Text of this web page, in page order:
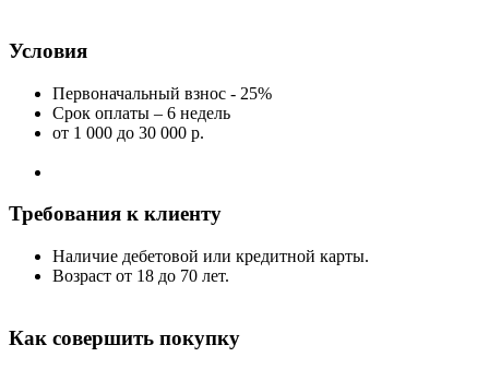
Условия
Первоначальный взнос - 25%
Срок оплаты – 6 недель
от 1 000 до 30 000 р.
Требования к клиенту
Наличие дебетовой или кредитной карты.
Возраст от 18 до 70 лет.
Как совершить покупку